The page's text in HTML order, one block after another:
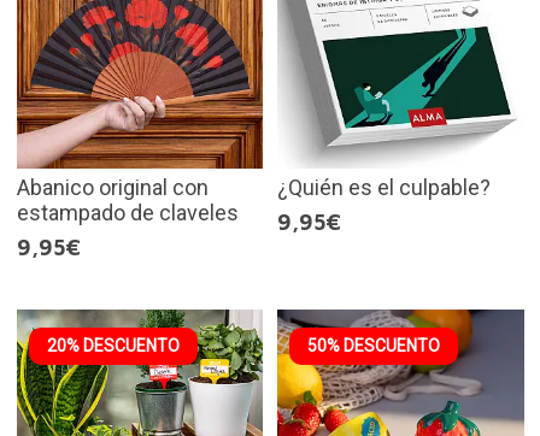
Abanico original con
estampado de claveles
9,95€
¿Quién es el culpable?
9,95€
20% DESCUENTO 50% DESCUENTO